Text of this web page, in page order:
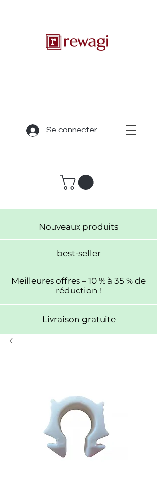
Nouveaux produits
best-seller
Meilleures offres – 10 % à 35 % de
réduction !
Livraison gratuite
Se connecter